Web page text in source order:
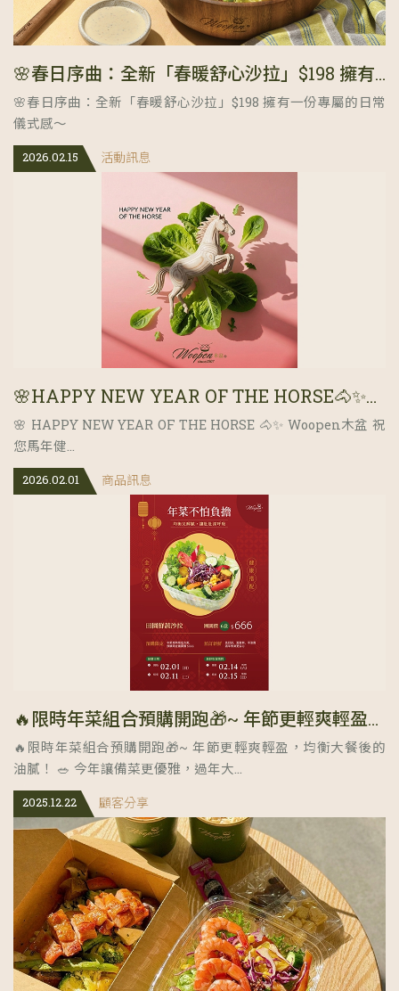
🌸春日序曲：全新「春暖舒心沙拉」$198 擁有一份專屬的日常儀式感～
🌸春日序曲：全新「春暖舒心沙拉」$198 擁有一份專屬的日常
儀式感～
2026.02.15 活動訊息
🌸HAPPY NEW YEAR OF THE HORSE🐴✨祝您馬年健康躍進～
🌸 HAPPY NEW YEAR OF THE HORSE 🐴✨ Woopen木盆 祝
您馬年健...
2026.02.01 商品訊息
🔥限時年菜組合預購開跑🎁~ 年節更輕爽輕盈，均衡大餐後的油膩！
🔥限時年菜組合預購開跑🎁~ 年節更輕爽輕盈，均衡大餐後的
油膩！ 🥗 今年讓備菜更優雅，過年大...
2025.12.22 顧客分享